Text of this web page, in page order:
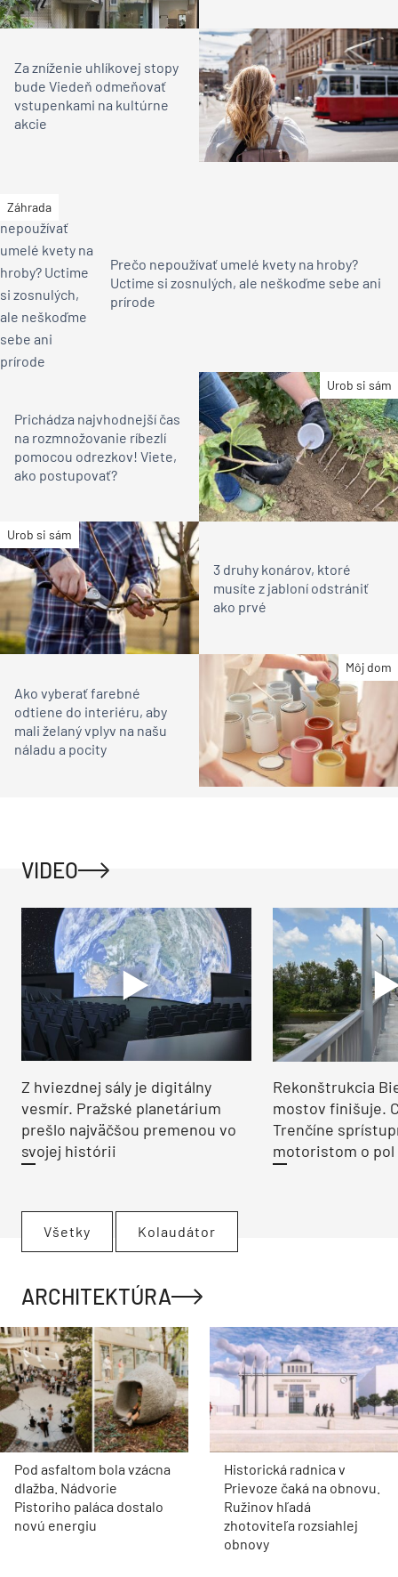
Za zníženie uhlíkovej stopy
bude Viedeň odmeňovať
vstupenkami na kultúrne
akcie
Záhrada
Prečo nepoužívať umelé kvety na hroby?
Uctime si zosnulých, ale neškoďme sebe ani
prírode
Urob si sám
Prichádza najvhodnejší čas
na rozmnožovanie ríbezlí
pomocou odrezkov! Viete,
ako postupovať?
Urob si sám
3 druhy konárov, ktoré
musíte z jabloní odstrániť
ako prvé
Môj dom
Ako vyberať farebné
odtiene do interiéru, aby
mali želaný vplyv na našu
náladu a pocity
VIDEO
Z hviezdnej sály je digitálny
vesmír. Pražské planetárium
prešlo najväčšou premenou vo
svojej histórii
Rekonštrukcia
mostov finišuje.
Trenčíne
motoristom o pol
Všetky Kolaudátor
ARCHITEKTÚRA
Pod asfaltom bola vzácna
dlažba. Nádvorie
Pistoriho paláca dostalo
novú energiu
Historická radnica v
Prievoze čaká na obnovu.
Ružinov hľadá
zhotoviteľa rozsiahlej
obnovy